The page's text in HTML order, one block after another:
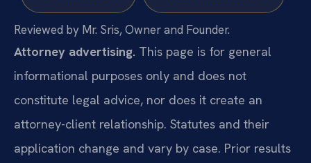
Reviewed by Mr. Sris, Owner and Founder.
Attorney advertising. This page is for general
informational purposes only and does not
constitute legal advice, nor does it create an
attorney-client relationship. Statutes and their
application change and vary by case. Prior results